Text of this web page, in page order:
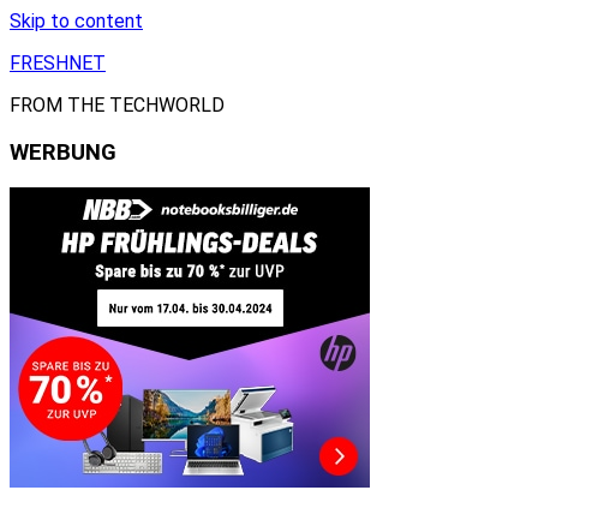
Skip to content
FRESHNET
FROM THE TECHWORLD
WERBUNG